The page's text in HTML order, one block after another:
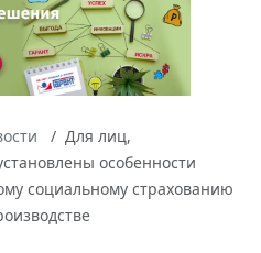
Для лиц,
особенности
социальному страхованию